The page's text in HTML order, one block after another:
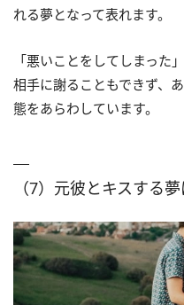
れる夢となって表れます。
「悪いことをしてしまった
相手に謝ることもできず、
態をあらわしています。
（7）元彼とキスする